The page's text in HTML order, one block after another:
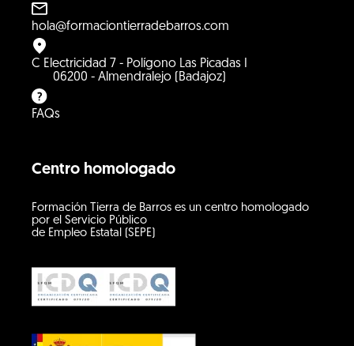
Centro homologado
Formación Tierra de Barros es un centro homologado
por el Servicio Público
de Empleo Estatal (SEPE)
hola@formaciontierradebarros.com
C Electricidad 7 - Polígono Las Picadas I
06200 - Almendralejo (Badajoz)
FAQs